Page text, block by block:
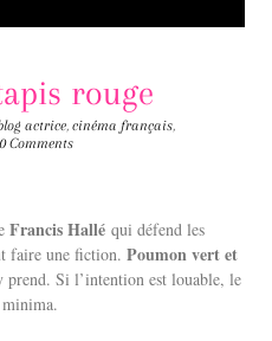
rouge
actrice,cinéma français,
0 Comments
Francis Hallé qui défend les
faire une fiction.Poumon vert et
prend. Si l’intention est louable, le